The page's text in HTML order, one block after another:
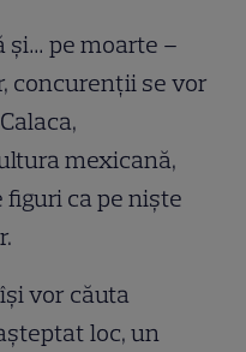
și… pe moarte –
concurenții se vor
mexicană,
ca pe niște
vor căuta
loc, un